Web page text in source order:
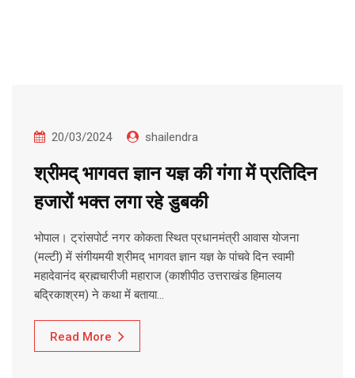
20/03/2024 shailendra
श्रीमद् भागवत ज्ञान यज्ञ की गंगा में प्रतिदिन
हजारों भक्त लगा रहे डुबकी
भोपाल। ट्रांसपोर्ट नगर कोकता स्थित प्रधानमंत्री आवास योजना
(मल्टी) में संगीयमयी श्रीमद् भागवत ज्ञान यज्ञ के पांचवे दिन स्वामी
महादेवानंद ब्रह्मचारीजी महाराज (काशीपीठ उत्तराखंड हिमालय
बद्रिकाश्रम) ने कथा में बताया…
Read More